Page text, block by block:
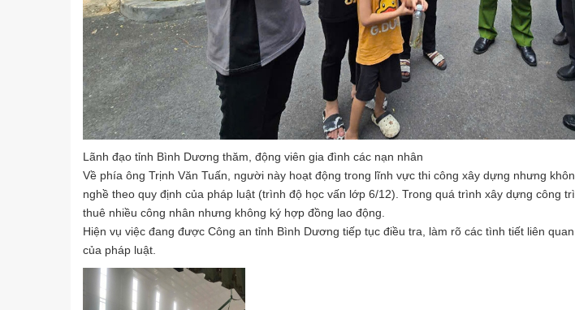
Lãnh đạo tỉnh Bình Dương thăm, động viên gia đình các nạn nhân
Về phía ông Trịnh Văn Tuấn, người này hoạt động trong lĩnh vực thi công xây dựng nhưng
nghề theo quy định của pháp luật (trình độ học vấn lớp 6/12). Trong quá trình xây dựng công
thuê nhiều công nhân nhưng không ký hợp đồng lao động.
Hiện vụ việc đang được Công an tỉnh Bình Dương tiếp tục điều tra, làm rõ các tình tiết liên
của pháp luật.